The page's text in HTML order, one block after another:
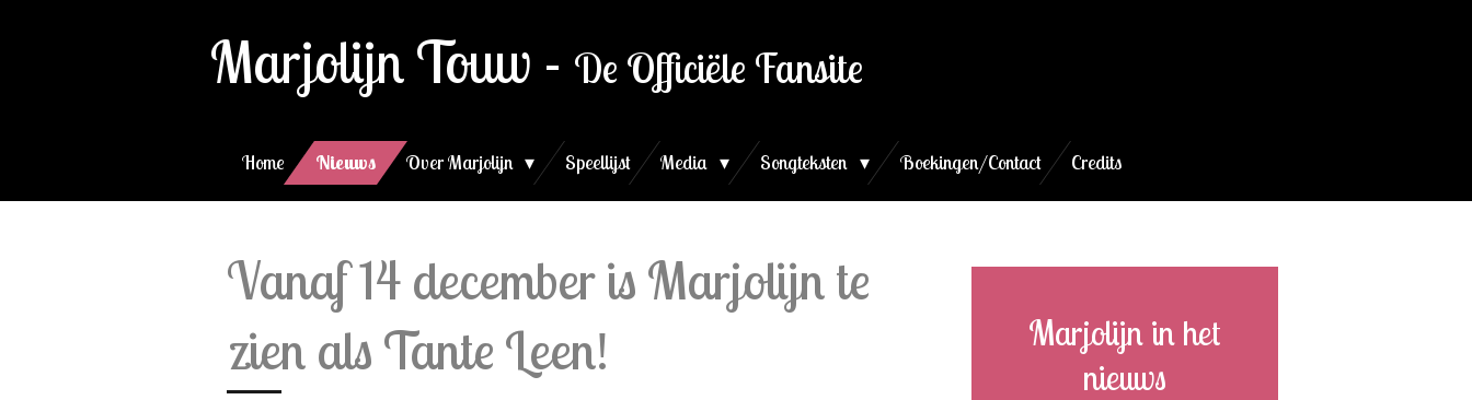
Marjolijn Touw - De Officiële Fansite
Home Nieuws Over Marjolijn Speellijst Media Songteksten Boekingen/Contact Credits
Vanaf 14 december is Marjolijn te
zien als Tante Leen!
Marjolijn in het
nieuws